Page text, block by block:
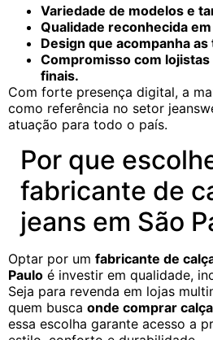
Variedade de modelos e
Qualidade reconhecida
Design que acompanha
Compromisso com
finais.
Com forte presença digital, a
como referência no setor
atuação para todo o país.
Por que
fabricante de
jeans em São
Optar por um fabricante de
Paulo é investir em qualidade,
Seja para revenda em lojas
quem busca onde comprar
essa escolha garante acesso a